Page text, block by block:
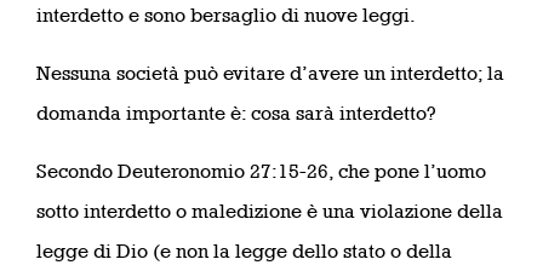
interdetto e sono bersaglio di nuove leggi.
Nessuna società può evitare d’avere un interdetto; la
domanda importante è: cosa sarà interdetto?
Secondo Deuteronomio 27:15-26, che pone l’uomo
sotto interdetto o maledizione è una violazione della
legge di Dio (e non la legge dello stato o della